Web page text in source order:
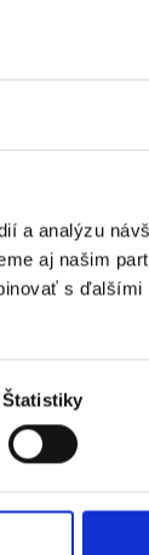
a analýzu
aj našim
s
Štatistiky
★